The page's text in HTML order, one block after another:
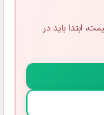
ابتدا باید در